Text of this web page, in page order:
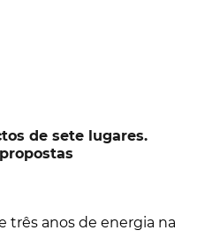
de sete lugares.